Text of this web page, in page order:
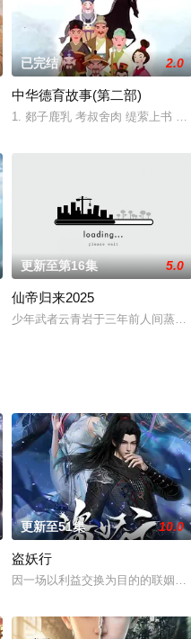
上父母一向管教甚严，所以他只
已完结 2.0
中华德育故事(第二部)
1. 郯子鹿乳 考叔
命，受尽天道界众人部夷厌弃甚
更新至第16集 5.0
仙帝归来2025
少年武者云青岩于三年前人间蒸
落凡尘沦为底层杂役！身怀绝世造
更新至51集 10.0
盗妖行
因一场以利益交换为目的的联姻